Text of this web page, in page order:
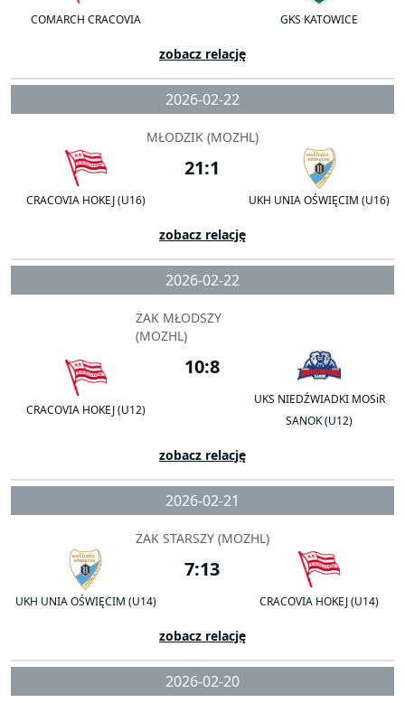
COMARCH CRACOVIA GKS KATOWICE
zobacz relację
2026-02-22
MŁODZIK (MOZHL)
CRACOVIA HOKEJ (U16)
21:1
UKH UNIA OŚWIĘCIM (U16)
zobacz relację
2026-02-22
ŻAK MŁODSZY
(MOZHL)
CRACOVIA HOKEJ (U12)
10:8
UKS NIEDŹWIADKI MOSiR
SANOK (U12)
zobacz relację
2026-02-21
ŻAK STARSZY (MOZHL)
UKH UNIA OŚWIĘCIM (U14)
7:13
CRACOVIA HOKEJ (U14)
zobacz relację
2026-02-20